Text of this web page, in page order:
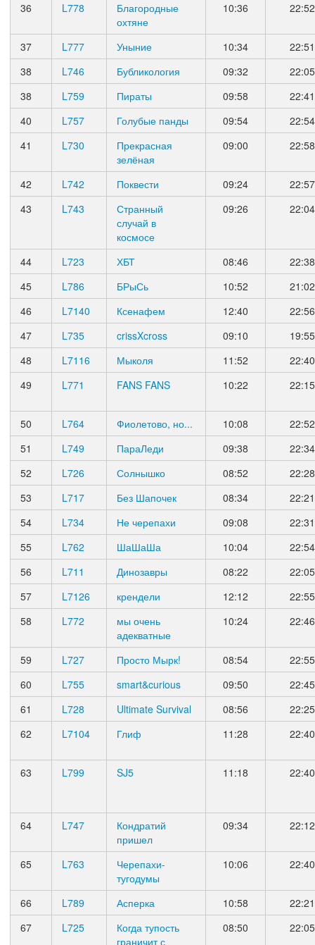
36
L778
Благородные
охтяне
10:36 22:52
37 L777 Уныние 10:34
22:51
38
L746 Бубликология 09:32
22:05
38
L759 Пираты 09:58
22:41
40
L757 Голубые панды 09:54
22:54
41
L730
Прекрасная
зелёная
09:00 22:58
42 L742 Поквести 09:24
22:57
43
L743
Странный
случай в
космосе
09:26 22:04
44 L723 ХБТ 08:46
22:38
45
L786 БРыСь 10:52
21:02
46
L7140 Ксенафем 12:40
22:56
47
L735 crissXcross 09:10
19:55
48
L7116 Мыколя 11:52
22:40
49
L771 FANS FANS 10:22 22:15
50 L764 Фиолетово, но... 10:08
22:52
51
L749 ПараЛеди 09:38
22:34
52
L726 Солнышко 08:52
22:28
53
L717 Без Шапочек 08:34
22:21
54
L734 Не черепахи 09:08
22:31
55
L762 ШаШаШа 10:04
22:54
56
L711 Динозавры 08:22
22:05
57
L7126 крендели 12:12
22:55
58
L772
мы очень
адекватные
10:24 22:46
59 L727 Просто Мырк! 08:54
22:55
60
L755 smart&curious 09:50
22:45
61
L728 Ultimate Survival 08:56
22:25
62
L7104 Глиф 11:28 22:40
63 L799 SJ5 11:18 22:40
64 L747
Кондратий
пришел
09:34 22:12
65 L763
Черепахи-
тугодумы
10:06 22:40
66 L789 Асперка 10:58
22:21
67
L725
Когда тупость
граничит с
08:50 22:05